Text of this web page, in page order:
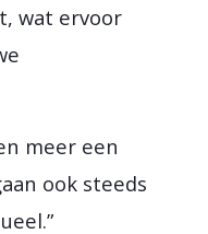
wat ervoor
meer een
ook steeds